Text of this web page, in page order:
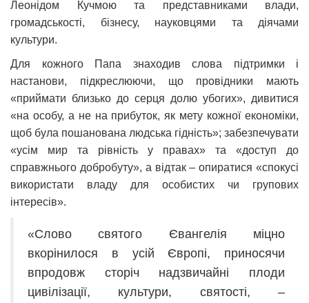
Леонідом Кучмою та представниками влади,
громадськості, бізнесу, науковцями та діячами
культури.
Для кожного Папа знаходив слова підтримки і
настанови, підкреслюючи, що провідники мають
«приймати близько до серця долю убогих», дивитися
«на особу, а не на прибуток, як мету кожної економіки,
щоб була пошанована людська гідність»; забезпечувати
«усім мир та рівність у правах» та «доступ до
справжнього добробуту», а відтак – опиратися «спокусі
використати владу для особистих чи групових
інтересів».
«Слово святого Євангелія міцно
вкорінилося в усій Європі, приносячи
впродовж сторіч надзвичайні плоди
цивілізації, культури, святості, –